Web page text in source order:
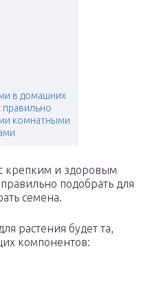
в домашних
правильно
комнатными
крепким и здоровым
подобрать для
семена.
растения будет та,
компонентов: